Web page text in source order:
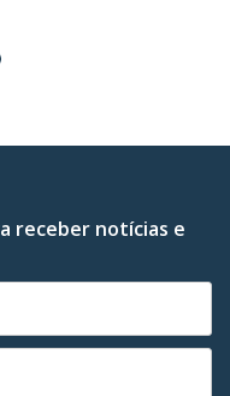
receber notícias e